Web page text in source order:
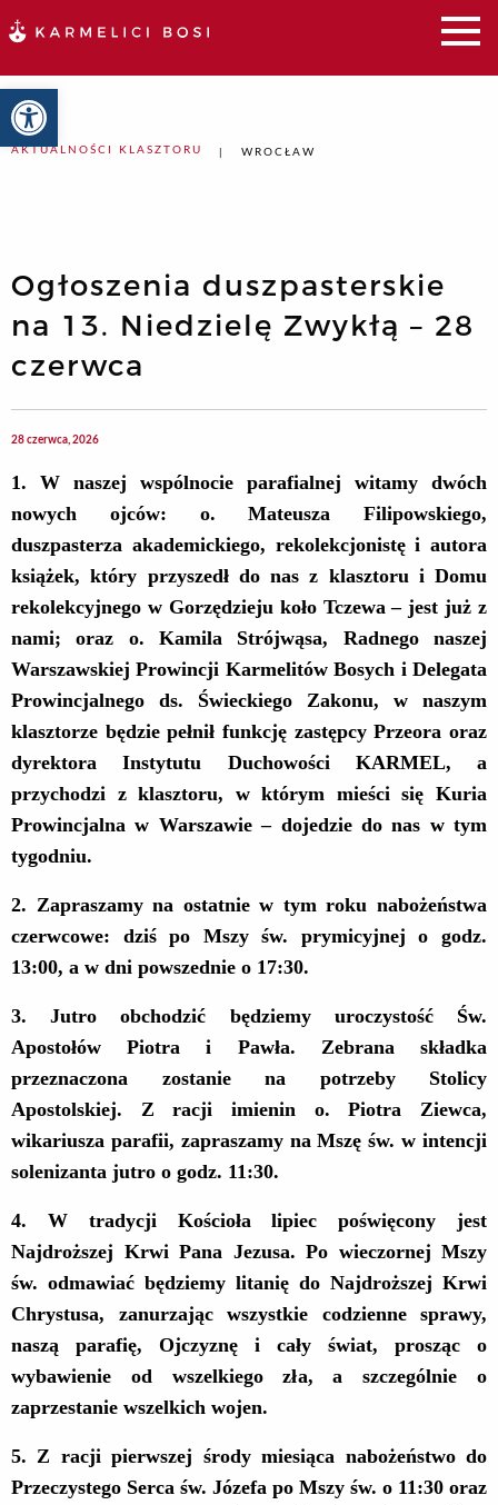
Otwórz pasek narzędzi
AKTUALNOŚCI KLASZTORU WROCŁAW
Ogłoszenia duszpasterskie
na 13. Niedzielę Zwykłą – 28
czerwca
28 czerwca, 2026
1. W naszej wspólnocie parafialnej witamy dwóch
nowych ojców: o. Mateusza Filipowskiego,
duszpasterza akademickiego, rekolekcjonistę i autora
książek, który przyszedł do nas z klasztoru i Domu
rekolekcyjnego w Gorzędzieju koło Tczewa – jest już z
nami; oraz o. Kamila Strójwąsa, Radnego naszej
Warszawskiej Prowincji Karmelitów Bosych i Delegata
Prowincjalnego ds. Świeckiego Zakonu, w naszym
klasztorze będzie pełnił funkcję zastępcy Przeora oraz
dyrektora Instytutu Duchowości KARMEL, a
przychodzi z klasztoru, w którym mieści się Kuria
Prowincjalna w Warszawie – dojedzie do nas w tym
tygodniu.
2. Zapraszamy na ostatnie w tym roku nabożeństwa
czerwcowe: dziś po Mszy św. prymicyjnej o godz.
13:00, a w dni powszednie o 17:30.
3. Jutro obchodzić będziemyuroczystość Św.
Apostołów Piotra i Pawła. Zebrana składka
przeznaczona zostanie na potrzeby Stolicy
Apostolskiej. Z racji imienin o. Piotra Ziewca,
wikariusza parafii, zapraszamy na Mszę św. w intencji
solenizanta jutro o godz. 11:30.
4. W tradycji Kościoła lipiec poświęcony jest
Najdroższej Krwi Pana Jezusa. Po wieczornej Mszy
św. odmawiać będziemy litanię do Najdroższej Krwi
Chrystusa, zanurzając wszystkie codzienne sprawy,
naszą parafię, Ojczyznę i cały świat, prosząc o
wybawienie od wszelkiego zła, a szczególnie o
zaprzestanie wszelkich wojen.
5.Z racji pierwszej środy miesiąca nabożeństwo do
Przeczystego Serca św. Józefa po Mszy św. o 11:30 oraz